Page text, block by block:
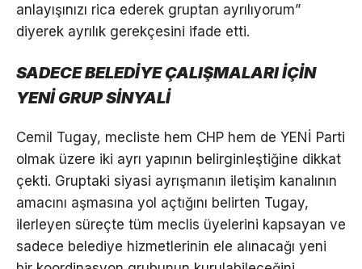
anlayışınızı rica ederek gruptan ayrılıyorum”
diyerek ayrılık gerekçesini ifade etti.
SADECE BELEDİYE ÇALIŞMALARI İÇİN
YENİ GRUP SİNYALİ
Cemil Tugay, mecliste hem CHP hem de YENİ Parti
olmak üzere iki ayrı yapının belirginleştiğine dikkat
çekti. Gruptaki siyasi ayrışmanın iletişim kanalının
amacını aşmasına yol açtığını belirten Tugay,
ilerleyen süreçte tüm meclis üyelerini kapsayan ve
sadece belediye hizmetlerinin ele alınacağı yeni